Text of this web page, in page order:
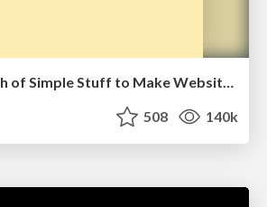
Let's Do A Bunch of Simple Stuff to Make Websites Faster
508 140k